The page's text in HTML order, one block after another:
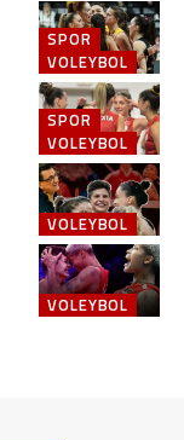
SPOR
VOLEYBOL
SPOR
VOLEYBOL
VOLEYBOL
VOLEYBOL